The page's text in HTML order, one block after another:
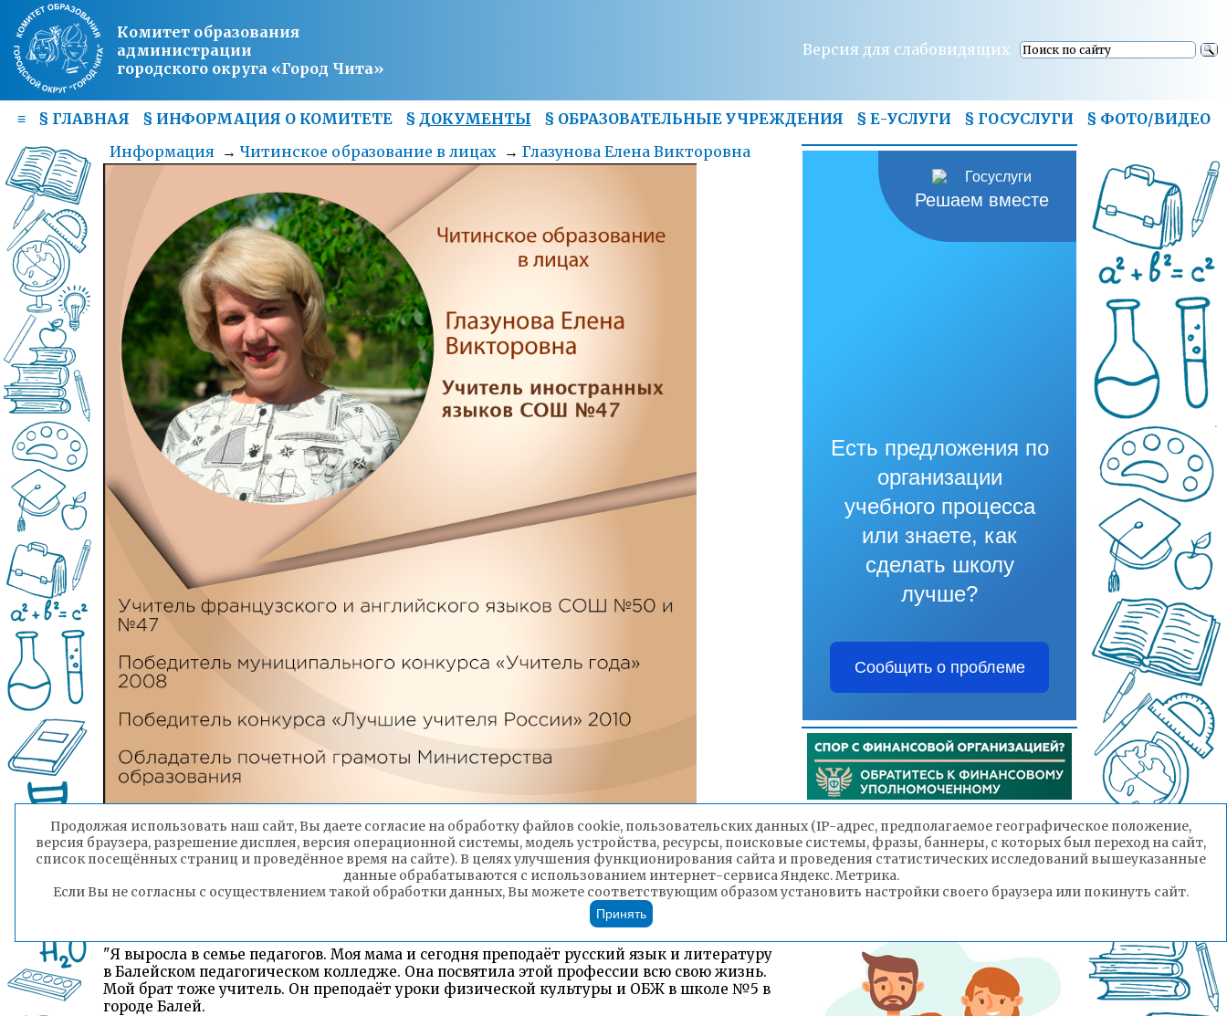
Комитет образования
администрации
городского округа «Город Чита»
Версия для слабовидящих
≡ § ГЛАВНАЯ § ИНФОРМАЦИЯ О КОМИТЕТЕ § ДОКУМЕНТЫ § ОБРАЗОВАТЕЛЬНЫЕ УЧРЕЖДЕНИЯ § Е-УСЛУГИ § ГОСУСЛУГИ § ФОТО/ВИДЕО
Информация → Читинское образование в лицах → Глазунова Елена Викторовна
Глазунова Елена Викторовна – учитель иностранных языков СОШ №47
"Я выросла в семье педагогов. Моя мама и сегодня преподаёт русский язык и литературу
в Балейском педагогическом колледже. Она посвятила этой профессии всю свою жизнь.
Мой брат тоже учитель. Он преподаёт уроки физической культуры и ОБЖ в школе №5 в
городе Балей.
Решаем вместе
Есть предложения по
организации
учебного процесса
или знаете, как
сделать школу
лучше?
Сообщить о проблеме
Продолжая использовать наш сайт, Вы даете согласие на обработку файлов cookie, пользовательских данных (IP-адрес, предполагаемое географическое положение,
версия браузера, разрешение дисплея, версия операционной системы, модель устройства, ресурсы, поисковые системы, фразы, баннеры, с которых был переход на сайт,
список посещённых страниц и проведённое время на сайте). В целях улучшения функционирования сайта и проведения статистических исследований вышеуказанные
данные обрабатываются с использованием интернет-сервиса Яндекс. Метрика.
Если Вы не согласны с осуществлением такой обработки данных, Вы можете соответствующим образом установить настройки своего браузера или покинуть сайт.
Принять